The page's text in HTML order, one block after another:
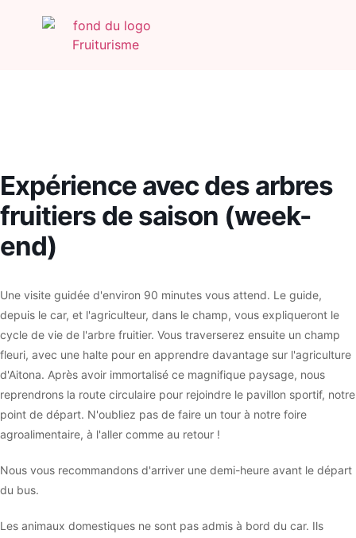
Expérience avec des arbres
fruitiers de saison (week-
end)
Une visite guidée d'environ 90 minutes vous attend. Le guide,
depuis le car, et l'agriculteur, dans le champ, vous expliqueront le
cycle de vie de l'arbre fruitier. Vous traverserez ensuite un champ
fleuri, avec une halte pour en apprendre davantage sur l'agriculture
d'Aitona. Après avoir immortalisé ce magnifique paysage, nous
reprendrons la route circulaire pour rejoindre le pavillon sportif, notre
point de départ. N'oubliez pas de faire un tour à notre foire
agroalimentaire, à l'aller comme au retour !
Nous vous recommandons d'arriver une demi-heure avant le départ
du bus.
Les animaux domestiques ne sont pas admis à bord du car. Ils